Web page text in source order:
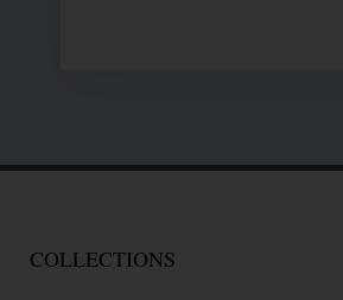
COLLECTIONS